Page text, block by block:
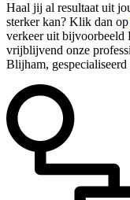
Haal jij al resultaat uit
sterker kan? Klik dan op
verkeer uit bijvoorbeeld
vrijblijvend onze
Blijham,